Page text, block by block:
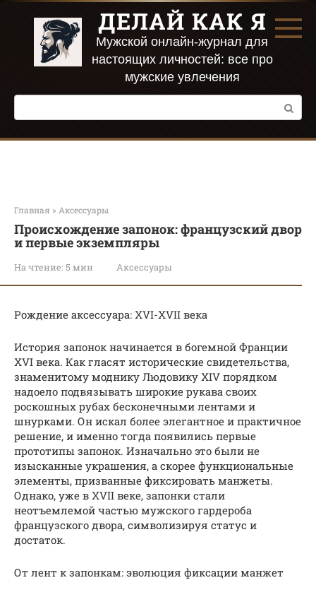
Перейти
контенту
ДЕЛАЙ КАК Я
Мужской онлайн-журнал для
настоящих личностей: все про
мужские увлечения
Поиск:
Главная » Аксессуары
Происхождение запонок: французский двор
и первые экземпляры
На чтение: 5 мин Аксессуары
Рождение аксессуара: XVI-XVII века
История запонок начинается в богемной Франции
XVI века. Как гласят исторические свидетельства,
знаменитому моднику Людовику XIV порядком
надоело подвязывать широкие рукава своих
роскошных рубах бесконечными лентами и
шнурками. Он искал более элегантное и практичное
решение, и именно тогда появились первые
прототипы запонок. Изначально это были не
изысканные украшения, а скорее функциональные
элементы, призванные фиксировать манжеты.
Однако, уже в XVII веке, запонки стали
неотъемлемой частью мужского гардероба
французского двора, символизируя статус и
достаток.
От лент к запонкам: эволюция фиксации манжет